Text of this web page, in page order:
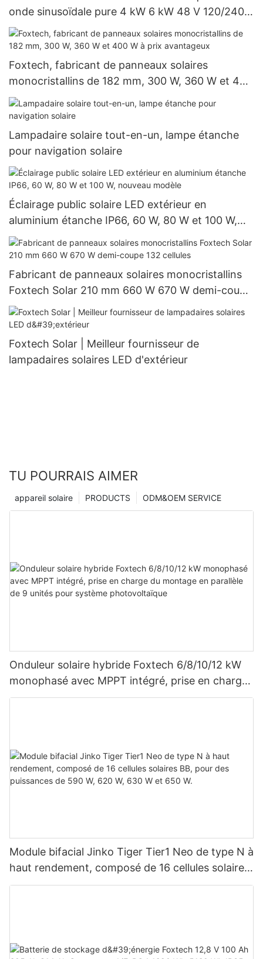
onde sinusoïdale pure 4 kW 6 kW 48 V 120/240
V, prix de gros pour les systèmes hors réseau
Foxtech, fabricant de panneaux solaires
monocristallins de 182 mm, 300 W, 360 W et 400
W à prix avantageux
Lampadaire solaire tout-en-un, lampe étanche
pour navigation solaire
Éclairage public solaire LED extérieur en
aluminium étanche IP66, 60 W, 80 W et 100 W,
nouveau modèle
Fabricant de panneaux solaires monocristallins
Foxtech Solar 210 mm 660 W 670 W demi-coupe
132 cellules
Foxtech Solar | Meilleur fournisseur de
lampadaires solaires LED d'extérieur
TU POURRAIS AIMER
ODM&OEM SERVICE
PRODUCTS
appareil solaire
Onduleur solaire hybride Foxtech 6/8/10/12 kW
monophasé avec MPPT intégré, prise en charge
du montage en parallèle de 9 unités pour
Module bifacial Jinko Tiger Tier1 Neo de type N à
haut rendement, composé de 16 cellules solaires
BB, pour des puissances de 590 W, 620 W, 630